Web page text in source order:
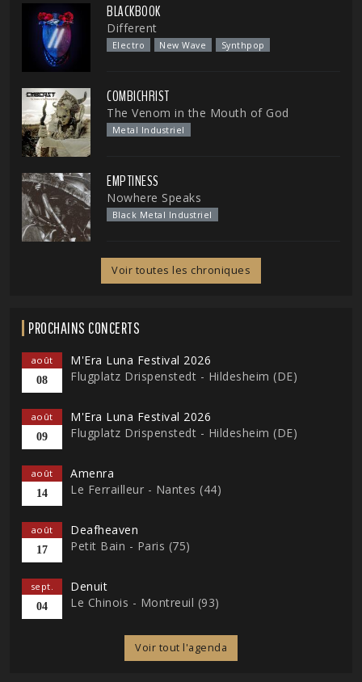
BLACKBOOK
Different
Electro New Wave Synthpop
COMBICHRIST
The Venom in the Mouth of God
Metal Industriel
EMPTINESS
Nowhere Speaks
Black Metal Industriel
Voir toutes les chroniques
PROCHAINS CONCERTS
août
08
M'Era Luna Festival 2026
Flugplatz Drispenstedt - Hildesheim (DE)
août
09
M'Era Luna Festival 2026
Flugplatz Drispenstedt - Hildesheim (DE)
août
14
Amenra
Le Ferrailleur - Nantes (44)
août
17
Deafheaven
Petit Bain - Paris (75)
sept.
04
Denuit
Le Chinois - Montreuil (93)
Voir tout l'agenda